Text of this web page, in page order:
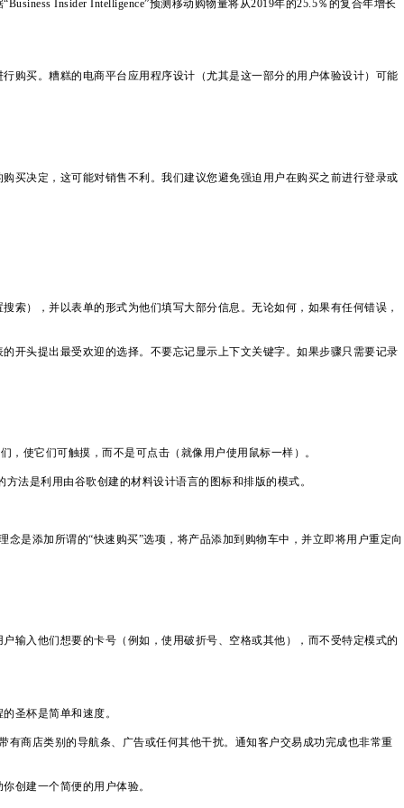
Insider Intelligence”预测移动购物量将从2019年的25.5％的复合年增长
购买。糟糕的电商平台应用程序设计（尤其是这一部分的用户体验设计）可能
买决定，这可能对销售不利。我们建议您避免强迫用户在购买之前进行登录或
索），并以表单的形式为他们填写大部分信息。无论如何，如果有任何错误，
开头提出最受欢迎的选择。不要忘记显示上下文关键字。如果步骤只需要记录
使它们可触摸，而不是可点击（就像用户使用鼠标一样）。
法是利用由谷歌创建的材料设计语言的图标和排版的模式。
是添加所谓的“快速购买”选项，将产品添加到购物车中，并立即将用户重定向
输入他们想要的卡号（例如，使用破折号、空格或其他），而不受特定模式的
圣杯是简单和速度。
商店类别的导航条、广告或任何其他干扰。通知客户交易成功完成也非常重
创建一个简便的用户体验。